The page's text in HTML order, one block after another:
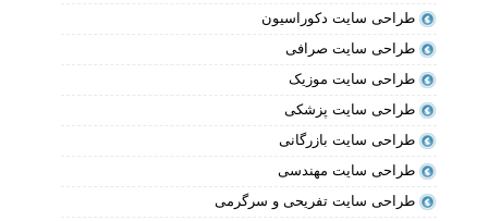
طراحی سایت دکوراسیون
طراحی سایت صرافی
طراحی سایت موزیک
طراحی سایت پزشکی
طراحی سایت بازرگانی
طراحی سایت مهندسی
طراحی سایت تفریحی و سرگرمی